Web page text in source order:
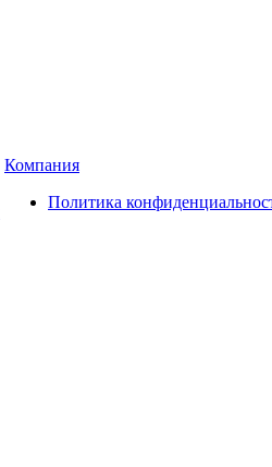
Компания
Политика